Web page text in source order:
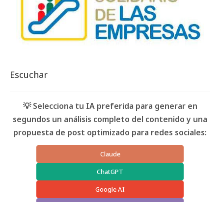
Escuchar
💡 Selecciona tu IA preferida para generar en
segundos un análisis completo del contenido y una
propuesta de post optimizado para redes sociales:
Claude
ChatGPT
Google AI